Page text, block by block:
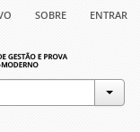
sobre entrar